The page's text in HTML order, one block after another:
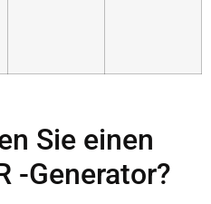
Sie einen
-Generator?